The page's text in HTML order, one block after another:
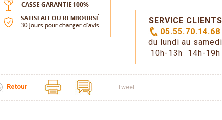
SERVICE CLIENTS
05.55.70.14.68
du lundi au samedi
10h-13h 14h-19h
Retour Tweet